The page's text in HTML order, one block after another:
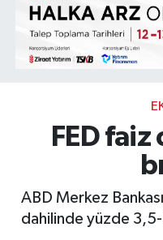
FED faiz
ABD Merkez
dahilinde yüzde
Emtia
Galeri
Bitcoin
Şirket Haberleri
Borsa Gundem